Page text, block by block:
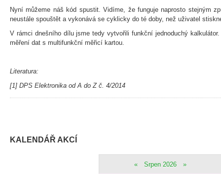
Nyní můžeme náš kód spustit. Vidíme, že funguje naprosto stejným
neustále spouštět a vykonává se cyklicky do té doby, než uživatel
V rámci dnešního dílu jsme tedy vytvořili funkční jednoduchý
měření dat s multifunkční měřicí kartou.
Literatura:
[1] DPS Elektronika od A do Z č. 4/2014
KALENDÁŘ AKCÍ
« Srpen 2026 »